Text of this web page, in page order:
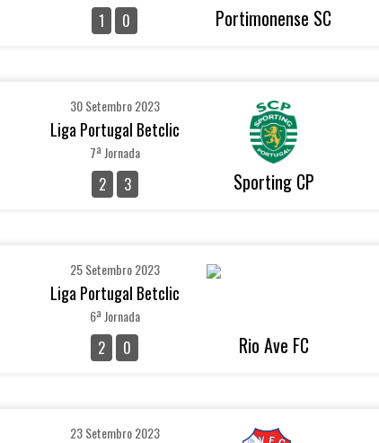
1 0 Portimonense SC
30 Setembro 2023
Liga Portugal Betclic
7ª Jornada
2 3 Sporting CP
25 Setembro 2023
Liga Portugal Betclic
6ª Jornada
2 0 Rio Ave FC
23 Setembro 2023